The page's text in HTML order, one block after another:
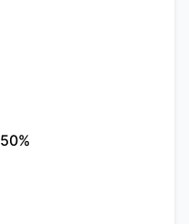
50%